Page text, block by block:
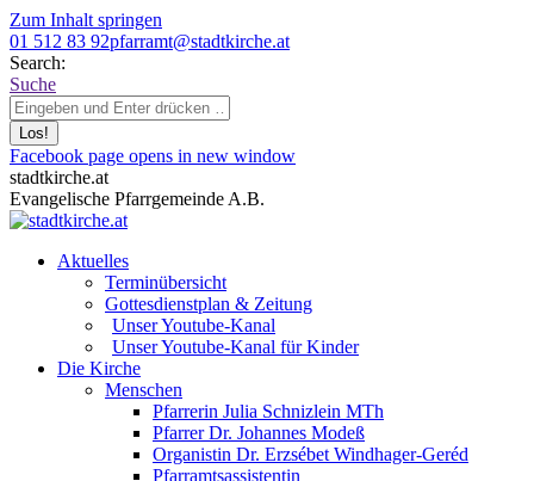
Zum Inhalt springen
01 512 83 92pfarramt@stadtkirche.at
Search:
Suche
Facebook page opens in new window
stadtkirche.at
Evangelische Pfarrgemeinde A.B.
Aktuelles
Terminübersicht
Gottesdienstplan & Zeitung
Unser Youtube-Kanal
Unser Youtube-Kanal für Kinder
Die Kirche
Menschen
Pfarrerin Julia Schnizlein MTh
Pfarrer Dr. Johannes Modeß
Organistin Dr. Erzsébet Windhager-Geréd
Pfarramtsassistentin